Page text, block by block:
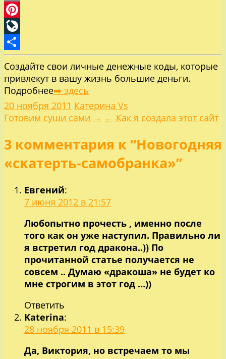
Email
Pinterest
LiveJournal
Отправить
Создайте свои личные денежные коды, которые
привлекут в вашу жизнь большие деньги.
Подробнее➡️ здесь
20 ноября 2011 Катерина Vs
Навигация
по
записям
Готовим суши сами → ← Как я создала этот сайт
3 комментария к “Новогодняя
«скатерть-самобранка»”
Евгений:
7 июня 2012 в 21:57
Любопытно прочесть , именно после
того как он уже наступил. Правильно ли
я встретил год дракона..)) По
прочитанной статье получается не
совсем .. Думаю «дракоша» не будет ко
мне строгим в этот год …))
Ответить
Katerina:
28 ноября 2011 в 15:39
Да, Виктория, но встречаем то мы